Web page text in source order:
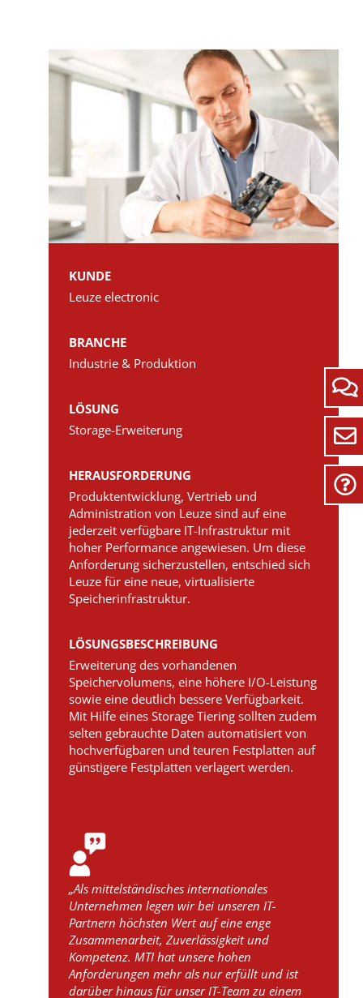
KUNDE
Leuze electronic
BRANCHE
Industrie & Produktion
LÖSUNG
Storage-Erweiterung
HERAUSFORDERUNG
Produktentwicklung, Vertrieb und
Administration von Leuze sind auf eine
jederzeit verfügbare IT-Infrastruktur mit
hoher Performance angewiesen. Um diese
Anforderung sicherzustellen, entschied sich
Leuze für eine neue, virtualisierte
Speicherinfrastruktur.
LÖSUNGSBESCHREIBUNG
Erweiterung des vorhandenen
Speichervolumens, eine höhere I/O-Leistung
sowie eine deutlich bessere Verfügbarkeit.
Mit Hilfe eines Storage Tiering sollten zudem
selten gebrauchte Daten automatisiert von
hochverfügbaren und teuren Festplatten auf
günstigere Festplatten verlagert werden.
„Als mittelständisches internationales
Unternehmen legen wir bei unseren IT-
Partnern höchsten Wert auf eine enge
Zusammenarbeit, Zuverlässigkeit und
Kompetenz. MTI hat unsere hohen
Anforderungen mehr als nur erfüllt und ist
darüber hinaus für unser IT-Team zu einem